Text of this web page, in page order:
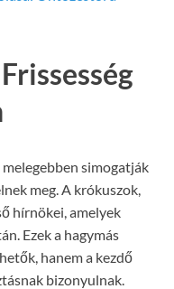
simogatják
meg. A krókuszok,
hírnökei, amelyek
Ezek a hagymás
hanem a kezdő
bizonyulnak.